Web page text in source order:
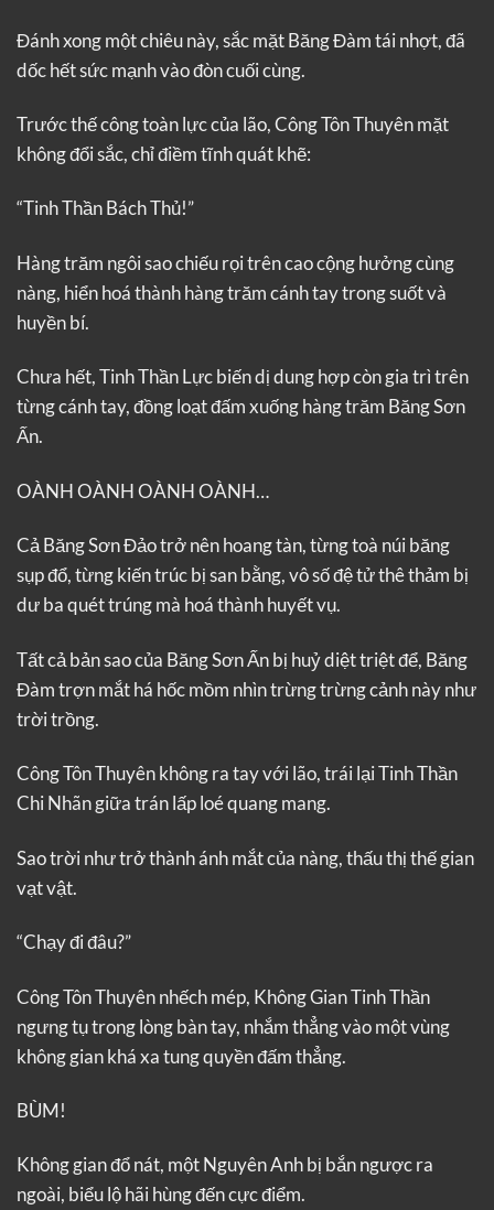
Đánh xong một chiêu này, sắc mặt Băng Đàm tái nhợt, đã
dốc hết sức mạnh vào đòn cuối cùng.
Trước thế công toàn lực của lão, Công Tôn Thuyên mặt
không đổi sắc, chỉ điềm tĩnh quát khẽ:
“Tinh Thần Bách Thủ!”
Hàng trăm ngôi sao chiếu rọi trên cao cộng hưởng cùng
nàng, hiển hoá thành hàng trăm cánh tay trong suốt và
huyền bí.
Chưa hết, Tinh Thần Lực biến dị dung hợp còn gia trì trên
từng cánh tay, đồng loạt đấm xuống hàng trăm Băng Sơn
Ấn.
OÀNH OÀNH OÀNH OÀNH…
Cả Băng Sơn Đảo trở nên hoang tàn, từng toà núi băng
sụp đổ, từng kiến trúc bị san bằng, vô số đệ tử thê thảm bị
dư ba quét trúng mà hoá thành huyết vụ.
Tất cả bản sao của Băng Sơn Ấn bị huỷ diệt triệt để, Băng
Đàm trợn mắt há hốc mồm nhìn trừng trừng cảnh này như
trời trồng.
Công Tôn Thuyên không ra tay với lão, trái lại Tinh Thần
Chi Nhãn giữa trán lấp loé quang mang.
Sao trời như trở thành ánh mắt của nàng, thấu thị thế gian
vạt vật.
“Chạy đi đâu?”
Công Tôn Thuyên nhếch mép, Không Gian Tinh Thần
ngưng tụ trong lòng bàn tay, nhắm thẳng vào một vùng
không gian khá xa tung quyền đấm thẳng.
BÙM!
Không gian đổ nát, một Nguyên Anh bị bắn ngược ra
ngoài, biểu lộ hãi hùng đến cực điểm.